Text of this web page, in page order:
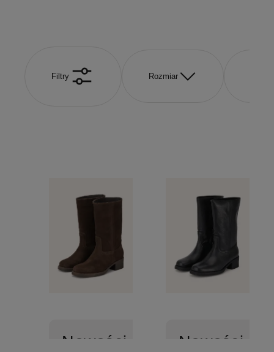
Filtry Rozmiar
Nowości Nowości